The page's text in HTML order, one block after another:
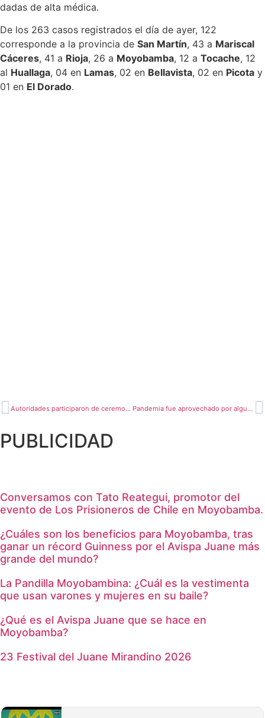
dadas de alta médica.
De los 263 casos registrados el día de ayer, 122
corresponde a la provincia de San Martín, 43 a Mariscal
Cáceres, 41 a Rioja, 26 a Moyobamba, 12 a Tocache, 12
al Huallaga, 04 en Lamas, 02 en Bellavista, 02 en Picota y
01 en El Dorado.
Autoridades participaron de ceremonia recordando a la Batalla de Habana Pandemia fue aprovechado por algunos funcionarios para enriquecerse
PUBLICIDAD
Conversamos con Tato Reategui, promotor del
evento de Los Prisioneros de Chile en Moyobamba.
¿Cuáles son los beneficios para Moyobamba, tras
ganar un récord Guinness por el Avispa Juane más
grande del mundo?
La Pandilla Moyobambina: ¿Cuál es la vestimenta
que usan varones y mujeres en su baile?
¿Qué es el Avispa Juane que se hace en
Moyobamba?
23 Festival del Juane Mirandino 2026